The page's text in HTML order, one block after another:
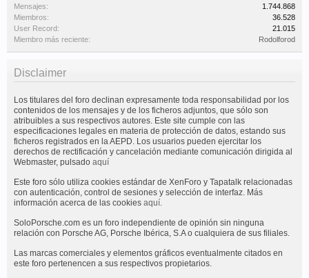
Mensajes:
1.744.868
Miembros:
36.528
User Record:
21.015
Miembro más reciente:
Rodolforod
Disclaimer
Los titulares del foro declinan expresamente toda responsabilidad por los
contenidos de los mensajes y de los ficheros adjuntos, que sólo son
atribuibles a sus respectivos autores. Este site cumple con las
especificaciones legales en materia de protección de datos, estando sus
ficheros registrados en la AEPD. Los usuarios pueden ejercitar los
derechos de rectificación y cancelación mediante comunicación dirigida al
Webmaster, pulsado aquí
Este foro sólo utiliza cookies estándar de XenForo y Tapatalk relacionadas
con autenticación, control de sesiones y selección de interfaz. Más
información acerca de las cookies aquí.
SoloPorsche.com es un foro independiente de opinión sin ninguna
relación con Porsche AG, Porsche Ibérica, S.A o cualquiera de sus filiales.
Las marcas comerciales y elementos gráficos eventualmente citados en
este foro pertenencen a sus respectivos propietarios.